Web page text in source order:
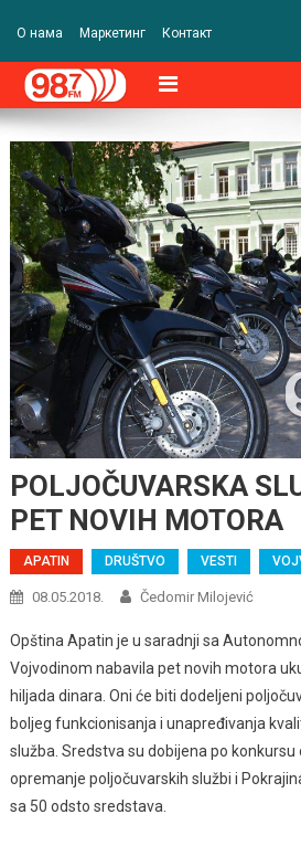
О нама Маркетинг Контакт
POLJOČUVARSKA
PET NOVIH MOTORA
APATIN DRUŠTVO VESTI
08.05.2018. Čedomir Milojević
Opština Apatin je u saradnji sa
Vojvodinom nabavila pet novih motora
hiljada dinara. Oni će biti dodeljeni
boljeg funkcionisanja i unapređivanja
služba. Sredstva su dobijena po konkursu
opremanje poljočuvarskih službi i
sa 50 odsto sredstava.